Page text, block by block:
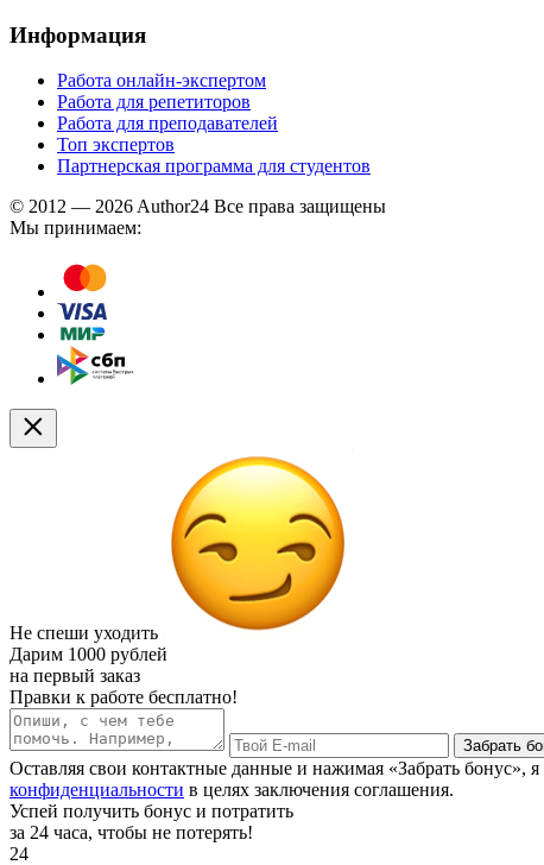
Информация
Работа онлайн-экспертом
Работа для репетиторов
Работа для преподавателей
Топ экспертов
Партнерская программа для студентов
© 2012 — 2026 Author24 Все права защищены
Мы принимаем:
Не спеши уходить
Дарим 1000 рублей
на первый заказ
Правки к работе бесплатно!
Забрать
Оставляя свои контактные данные и нажимая «Забрать
конфиденциальности в целях заключения соглашения.
Успей получить бонус и потратить
за 24 часа, чтобы не потерять!
24